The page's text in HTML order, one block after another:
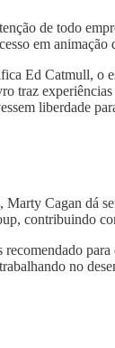
de todo
em
Ed Catmull, o
traz
liberdade
Cagan dá
contribuindo
no